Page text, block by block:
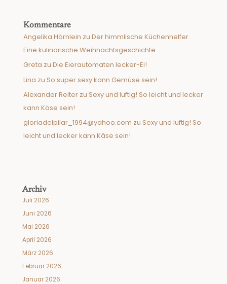
Kommentare
Angelika Hörnlein zu Der himmlische Küchenhelfer.
Eine kulinarische Weihnachtsgeschichte
Greta zu Die Eierautomaten lecker-Ei!
Lina zu So super sexy kann Gemüse sein!
Alexander Reiter zu Sexy und luftig! So leicht und lecker
kann Käse sein!
gloriadelpilar_1994@yahoo.com zu Sexy und luftig! So
leicht und lecker kann Käse sein!
Archiv
Juli 2026
Juni 2026
Mai 2026
April 2026
März 2026
Februar 2026
Januar 2026